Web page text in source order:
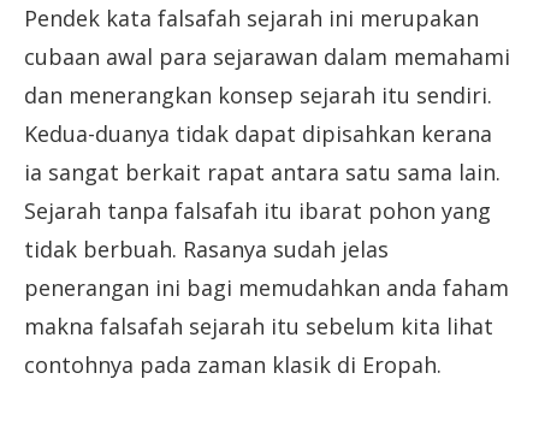
Pendek kata falsafah sejarah ini merupakan
cubaan awal para sejarawan dalam memahami
dan menerangkan konsep sejarah itu sendiri.
Kedua-duanya tidak dapat dipisahkan kerana
ia sangat berkait rapat antara satu sama lain.
Sejarah tanpa falsafah itu ibarat pohon yang
tidak berbuah. Rasanya sudah jelas
penerangan ini bagi memudahkan anda faham
makna falsafah sejarah itu sebelum kita lihat
contohnya pada zaman klasik di Eropah.